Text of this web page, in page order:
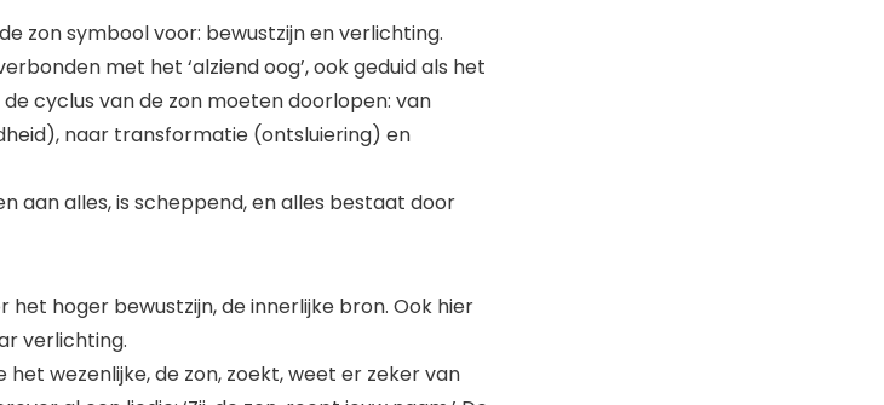
zon symbool voor: bewustzijn en verlichting.
met het ‘alziend oog’, ook geduid als het
cyclus van de zon moeten doorlopen: van
naar transformatie (ontsluiering) en
aan alles, is scheppend, en alles bestaat door
hoger bewustzijn, de innerlijke bron. Ook hier
verlichting.
het wezenlijke, de zon, zoekt, weet er zeker van